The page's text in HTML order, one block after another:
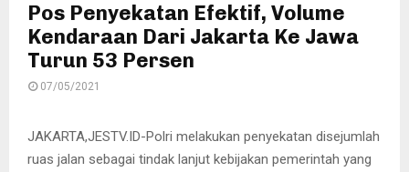
Pos Penyekatan Efektif, Volume
Kendaraan Dari Jakarta Ke Jawa
Turun 53 Persen
07/05/2021
JAKARTA,JESTV.ID-Polri melakukan penyekatan disejumlah
ruas jalan sebagai tindak lanjut kebijakan pemerintah yang